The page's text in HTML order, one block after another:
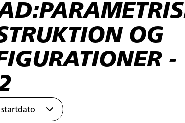
OG
-